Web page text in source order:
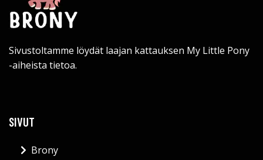
Sivustoltamme löydät laajan kattauksen My Little Pony
-aiheista tietoa.
SIVUT
Brony